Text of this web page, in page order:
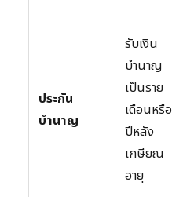
ประกัน
บำนาญ
รับเงิน
บำนาญ
เป็นราย
เดือนหรือ
ปีหลัง
เกษียณ
อายุ